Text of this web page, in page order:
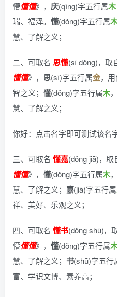
懵懂懂》 ， 庆(qìng)字五行属木
瑞、福泽。 懂(dǒng)字五行属
慧、了解之义；
二、可取名 思懂(sī dǒng)， 取
懂懂》 ， 思(sī)字五行属金，
智之义； 懂(dǒng)字五行属木
慧、了解之义；
你好：点击名字即可测试该名
三、可取名 懂嘉(dǒng jiā)， 取
懂懂》 ， 懂(dǒng)字五行属木
慧、了解之义； 嘉(jiā)字五行属
祥、美好、乐观之义；
四、可取名 懂书(dǒng shū)，
懵懂懂》 ， 懂(dǒng)字五行属
慧、了解之义； 书(shū)字五行
富、学识文博、素养高；